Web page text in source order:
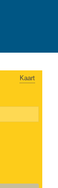
Kaart